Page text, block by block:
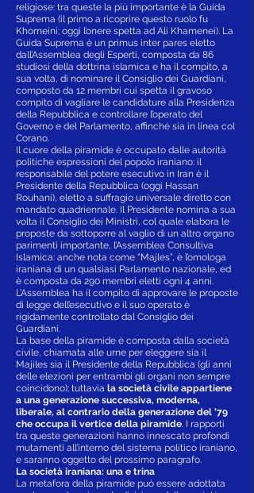
religiose: tra queste la più importante è la Guida
Suprema (il primo a ricoprire questo ruolo fu
Khomeini; oggi l’onere spetta ad Ali Khamenei). La
Guida Suprema è un primus inter pares eletto
dall’Assemblea degli Esperti, composta da 86
studiosi della dottrina islamica e ha il compito, a
sua volta, di nominare il Consiglio dei Guardiani,
composto da 12 membri cui spetta il gravoso
compito di vagliare le candidature alla Presidenza
della Repubblica e controllare l’operato del
Governo e del Parlamento, affinchè sia in linea col
Corano.
Il cuore della piramide è occupato dalle autorità
politiche espressioni del popolo iraniano: il
responsabile del potere esecutivo in Iran è il
Presidente della Repubblica (oggi Hassan
Rouhani), eletto a suffragio universale diretto con
mandato quadriennale. Il Presidente nomina a sua
volta il Consiglio dei Ministri, col quale elabora le
proposte da sottoporre al vaglio di un altro organo
parimenti importante, l’Assemblea Consultiva
Islamica: anche nota come “Majles”, è l’omologa
iraniana di un qualsiasi Parlamento nazionale, ed
è composta da 290 membri eletti ogni 4 anni.
L’Assemblea ha il compito di approvare le proposte
di legge dell’esecutivo e il suo operato è
rigidamente controllato dal Consiglio dei
Guardiani.
La base della piramide è composta dalla società
civile, chiamata alle urne per eleggere sia il
Majiles sia il Presidente della Repubblica (gli anni
delle elezioni per entrambi gli organi non sempre
coincidono); tuttavia la società civile appartiene
a una generazione successiva, moderna,
liberale, al contrario della generazione del ’79
che occupa il vertice della piramide. I rapporti
tra queste generazioni hanno innescato profondi
mutamenti all’interno del sistema politico iraniano,
e saranno oggetto del prossimo paragrafo.
La società iraniana: una e trina
La metafora della piramide può essere adottata